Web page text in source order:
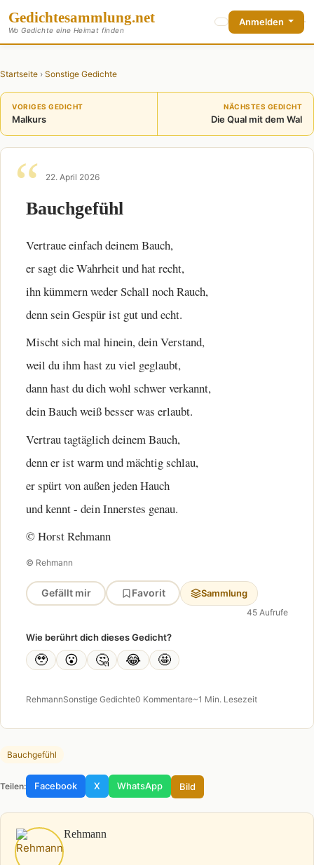
Gedichtesammlung.net
Wo Gedichte eine Heimat finden
Anmelden
Startseite › Sonstige Gedichte
VORIGES GEDICHT
Malkurs
NÄCHSTES GEDICHT
Die Qual mit dem Wal
22. April 2026
Bauchgefühl
Vertraue einfach deinem Bauch,
er sagt die Wahrheit und hat recht,
ihn kümmern weder Schall noch Rauch,
denn sein Gespür ist gut und echt.
Mischt sich mal hinein, dein Verstand,
weil du ihm hast zu viel geglaubt,
dann hast du dich wohl schwer verkannt,
dein Bauch weiß besser was erlaubt.
Vertrau tagtäglich deinem Bauch,
denn er ist warm und mächtig schlau,
er spürt von außen jeden Hauch
und kennt - dein Innerstes genau.
© Horst Rehmann
© Rehmann
Gefällt mir Favorit Sammlung
45 Aufrufe
Wie berührt dich dieses Gedicht?
🥹 😮 🤔 😂 🤩
RehmannSonstige Gedichte0 Kommentare~1 Min. Lesezeit
Bauchgefühl
Teilen: Facebook X WhatsApp Bild
Rehmann